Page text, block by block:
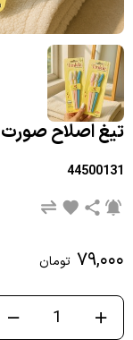
تیغ اصلاح صورت 44500131
44500131
۷۹,۰۰۰ تومان